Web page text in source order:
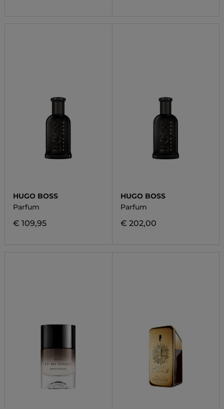
HUGO BOSS
Parfum
€ 109,95
HUGO BOSS
Parfum
€ 202,00